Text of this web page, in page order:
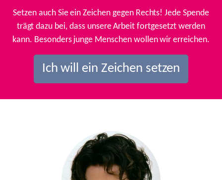
Setzen auch Sie ein Zeichen gegen Rechts! Jede Spende
trägt dazu bei, dass unsere Arbeit fortgesetzt werden
kann. Besonders junge Menschen wollen wir erreichen.
Ich will ein Zeichen setzen